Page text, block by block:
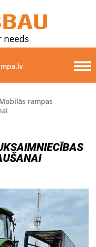
needs
Mobilās rampas